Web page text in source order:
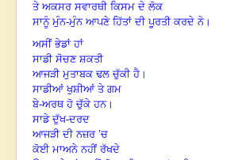
ਤੇ ਅਕਸਰ ਸਵਾਰਥੀ ਕਿਸਮ ਦੇ ਲੋਕ
ਸਾਨੂੰ ਮੁੰਨ-ਮੁੰਨ ਆਪਣੇ ਹਿੱਤਾਂ ਦੀ ਪੂਰਤੀ ਕਰਦੇ ਨੇ।
ਅਸੀਂ ਭੇਡਾਂ ਹਾਂ
ਸਾਡੀ ਸੋਚਣ ਸ਼ਕਤੀ
ਆਜੜੀ ਮੁਤਾਬਕ ਢਲ ਚੁੱਕੀ ਹੈ।
ਸਾਡੀਆਂ ਖੁਸ਼ੀਆਂ ਤੇ ਗਮ
ਬੇ-ਅਰਥ ਹੋ ਚੁੱਕੇ ਹਨ।
ਸਾਡੇ ਦੁੱਖ-ਦਰਦ
ਆਜੜੀ ਦੀ ਨਜ਼ਰ ’ਚ
ਕੋਈ ਮਾਅਨੇ ਨਹੀਂ ਰੱਖਦੇ